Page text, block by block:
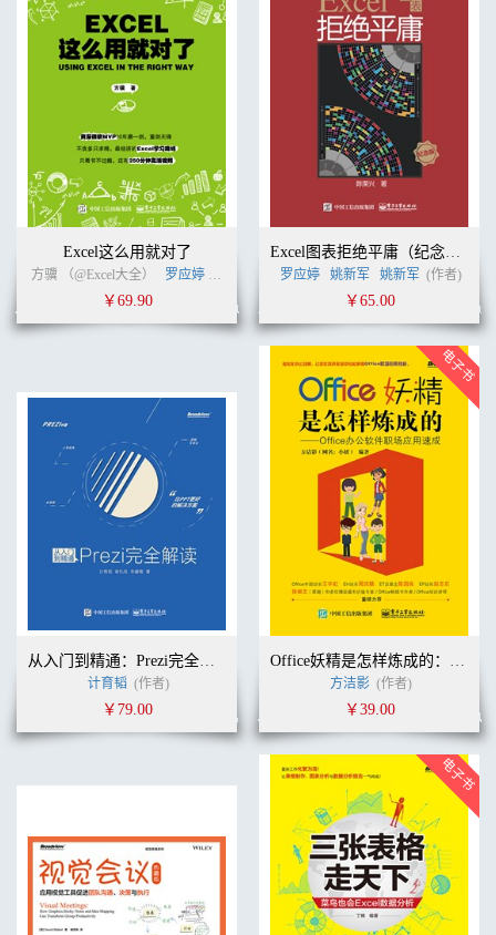
Excel这么用就对了
方骥 （@Excel大全） 罗应婷 姚新军 (作者)
￥69.90
Excel图表拒绝平庸（纪念版）
罗应婷 姚新军 姚新军 (作者)
￥65.00
从入门到精通：Prezi完全解读(全彩)
计育韬 (作者)
￥79.00
Office妖精是怎样炼成的：Office办公软件职场应用速成（双色）
方洁影 (作者)
￥39.00